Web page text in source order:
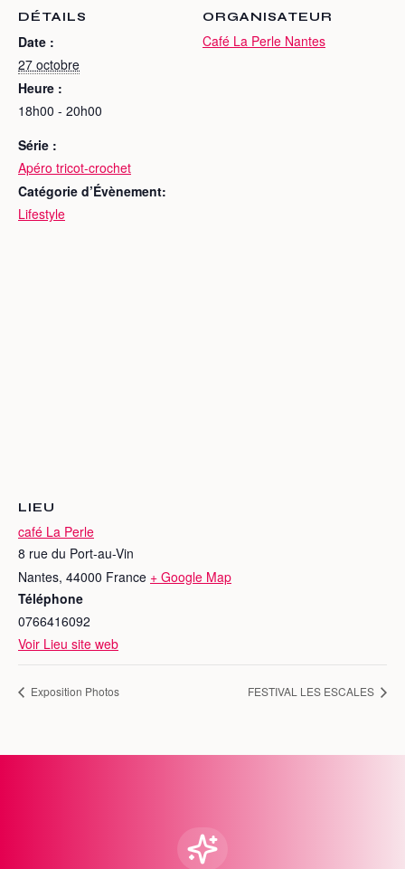
DÉTAILS
Date :
27 octobre
Heure :
18h00 - 20h00
Série :
Apéro tricot-crochet
Catégorie d’Évènement:
Lifestyle
ORGANISATEUR
Café La Perle Nantes
LIEU
café La Perle
8 rue du Port-au-Vin
Nantes, 44000 France + Google Map
Téléphone
0766416092
Voir Lieu site web
Exposition Photos FESTIVAL LES ESCALES